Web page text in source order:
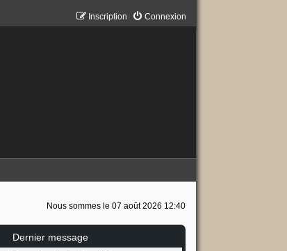
Connexion
Inscription
Nous sommes le 07 août 2026 12:40
Dernier message